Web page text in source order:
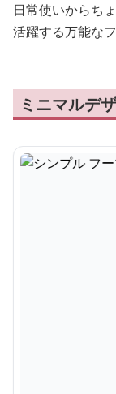
日常使いからち
活躍する万能な
ミニマルデ